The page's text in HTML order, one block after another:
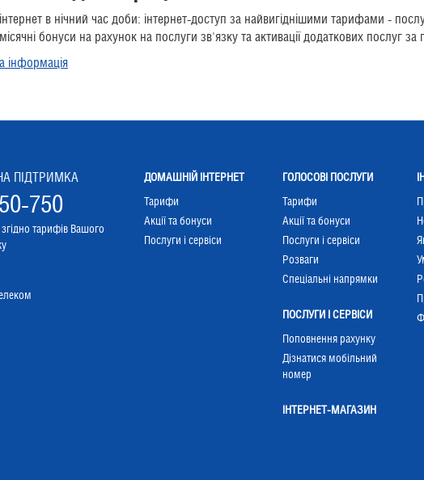
в нічний час доби: інтернет-доступ за найвигіднішими тарифами -
бонуси на рахунок на послуги зв'язку та активації додаткових послуг
інформація
ПІДТРИМКА
750
згідно тарифів Вашого
ДОМАШНІЙ ІНТЕРНЕТ
Тарифи
Акції та бонуси
Послуги і сервіси
ГОЛОСОВІ ПОСЛУГИ
Тарифи
Акції та бонуси
Послуги і сервіси
Розваги
Cпеціальні напрямки
ПОСЛУГИ І СЕРВІСИ
Поповнення рахунку
Дізнатися мобільний
номер
ІНТЕРНЕТ-МАГАЗИН